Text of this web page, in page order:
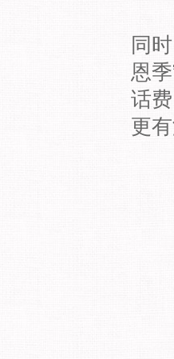
同
恩
话
更